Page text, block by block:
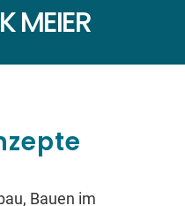
MEIER
Bauen im